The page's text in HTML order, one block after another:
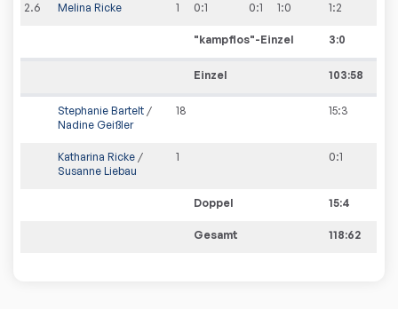
2.6 Melina Ricke 1 0:1 0:1 1:0 1:2
"kampflos"-Einzel 3:0
Einzel 103:58
Stephanie Bartelt /
Nadine Geißler
18 15:3
Katharina Ricke /
Susanne Liebau
1 0:1
Doppel 15:4
Gesamt 118:62